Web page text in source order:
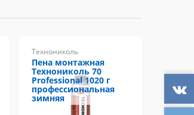
Технониколь
Пена монтажная
Технониколь 70
Professional 1020 г
профессиональная
зимняя